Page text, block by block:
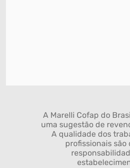
A Marelli Cofap do
uma sugestão de
A qualidade dos
profissionais são